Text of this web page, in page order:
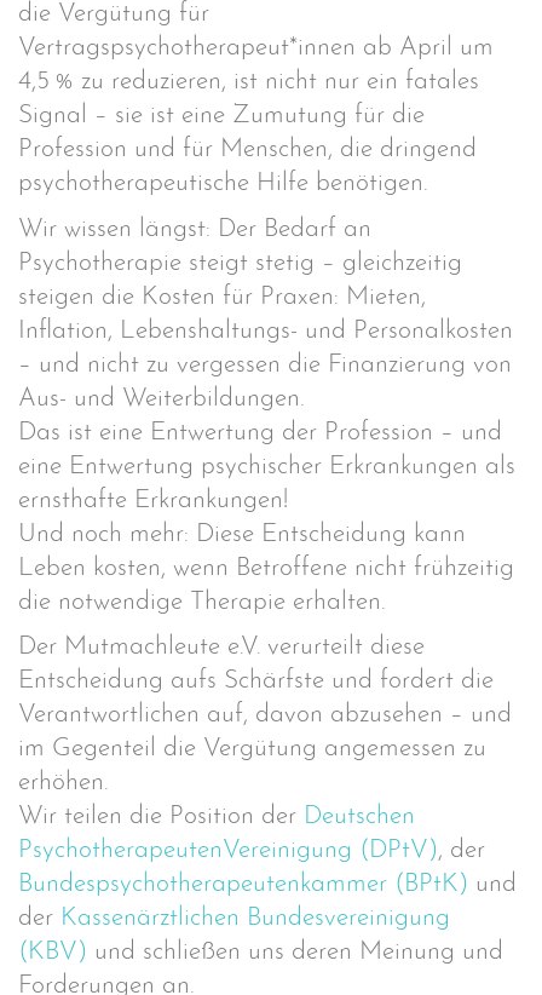
die Vergütung für
Vertragspsychotherapeut*innen ab April um
4,5 % zu reduzieren, ist nicht nur ein fatales
Signal – sie ist eine Zumutung für die
Profession und für Menschen, die dringend
psychotherapeutische Hilfe benötigen.
Wir wissen längst: Der Bedarf an
Psychotherapie steigt stetig – gleichzeitig
steigen die Kosten für Praxen: Mieten,
Inflation, Lebenshaltungs- und Personalkosten
– und nicht zu vergessen die Finanzierung von
Aus- und Weiterbildungen.
Das ist eine Entwertung der Profession – und
eine Entwertung psychischer Erkrankungen als
ernsthafte Erkrankungen!
Und noch mehr: Diese Entscheidung kann
Leben kosten, wenn Betroffene nicht frühzeitig
die notwendige Therapie erhalten.
Der Mutmachleute e.V. verurteilt diese
Entscheidung aufs Schärfste und fordert die
Verantwortlichen auf, davon abzusehen – und
im Gegenteil die Vergütung angemessen zu
erhöhen.
Wir teilen die Position der Deutschen
PsychotherapeutenVereinigung (DPtV), der
Bundespsychotherapeutenkammer (BPtK) und
der Kassenärztlichen Bundesvereinigung
(KBV) und schließen uns deren Meinung und
Forderungen an.